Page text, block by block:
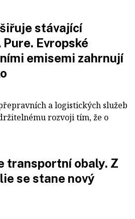
stávající
Evropské
emisemi zahrnují
a logistických služeb
rozvoji tím, že o
transportní obaly. Z
se stane nový